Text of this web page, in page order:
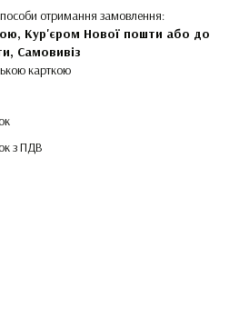
отримання замовлення:
Кур'єром Нової пошти або до
Самовивіз
карткою
з ПДВ